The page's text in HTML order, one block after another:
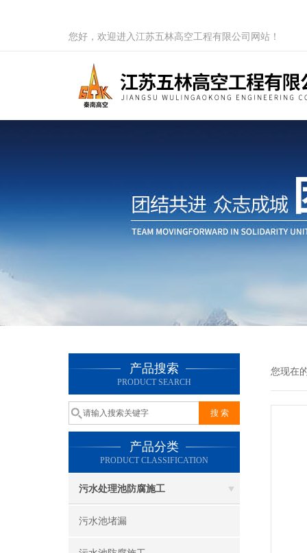
您好，欢迎进入江苏五林高空工程有限公司网站！
产品搜索
PRODUCT SEARCH
产品分类
PRODUCT CLASSIFICATION
污水处理池防腐施工
污水池堵漏
您现在